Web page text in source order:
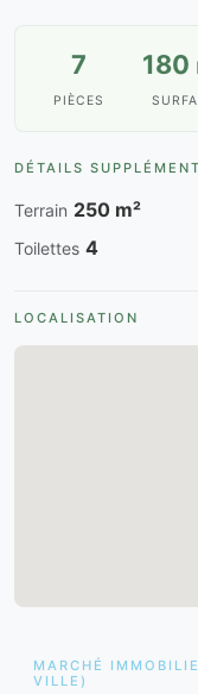
7
PIÈCES
180
DÉTAILS
Terrain 250 m²
Toilettes 4
LOCALISATION
MARCHÉ
VILLE)